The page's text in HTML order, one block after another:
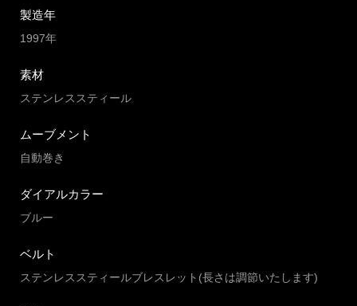
製造年
1997年
素材
ステンレススティール
ムーブメント
自動巻き
ダイアルカラー
ブルー
ベルト
ステンレススティールブレスレット(長さは調節いたします)